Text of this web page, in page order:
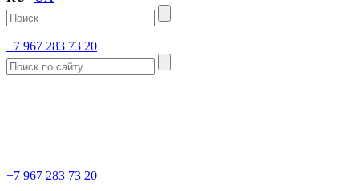
+7 967 283 73 20
+7 967 283 73 20